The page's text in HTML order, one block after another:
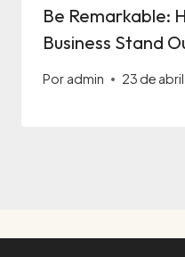
Be Remarkable:
Business Stand
Por admin 23 de